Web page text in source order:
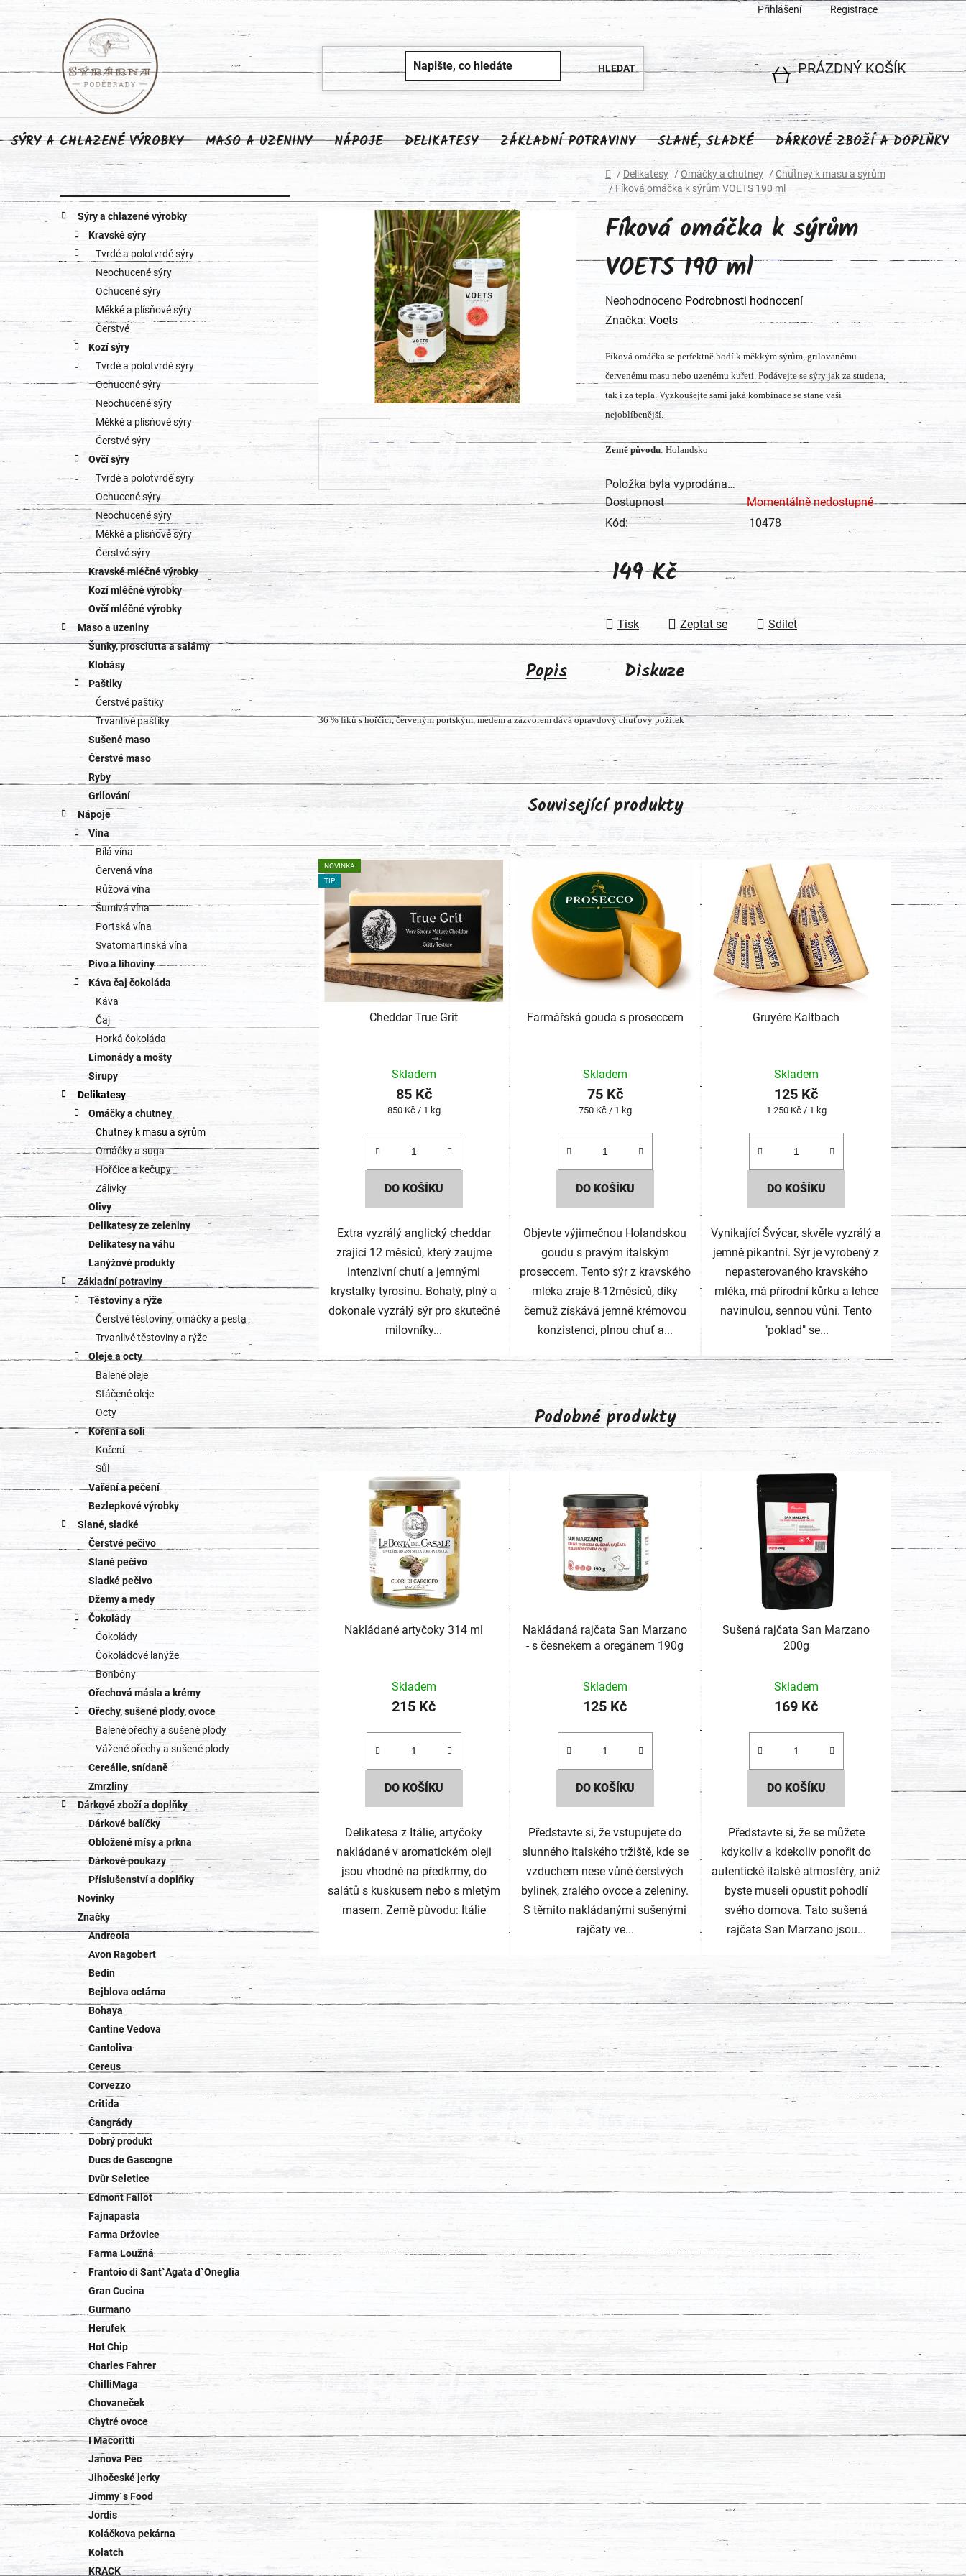
Přihlášení Registrace
NÁKUPNÍ
KOŠÍK
PRÁZDNÝ KOŠÍK
SÝRY A CHLAZENÉ VÝROBKY MASO A UZENINY NÁPOJE DELIKATESY ZÁKLADNÍ POTRAVINY SLANÉ, SLADKÉ DÁRKOVÉ ZBOŽÍ A DOPLŇKY
Domů
/ Delikatesy / Omáčky a chutney /Chutney k masu a sýrům
/ Fíková omáčka k sýrům VOETS 190 ml
P
s
r
n
n
e
l
Přeskočit
kategorie
K
t
i
Sýry a chlazené výrobky
Kravské sýry
Tvrdé a polotvrdé sýry
Neochucené sýry
Ochucené sýry
Měkké a plísňové sýry
Čerstvé
Kozí sýry
Tvrdé a polotvrdé sýry
Ochucené sýry
Neochucené sýry
Měkké a plísňové sýry
Čerstvé sýry
Ovčí sýry
Tvrdé a polotvrdé sýry
Ochucené sýry
Neochucené sýry
Měkké a plísňové sýry
Čerstvé sýry
Kravské mléčné výrobky
Kozí mléčné výrobky
Ovčí mléčné výrobky
Maso a uzeniny
Šunky, prosciutta a salámy
Klobásy
Paštiky
Čerstvé paštiky
Trvanlivé paštiky
Sušené maso
Čerstvé maso
Ryby
Grilování
Nápoje
Vína
Bílá vína
Červená vína
Růžová vína
Šumivá vína
Portská vína
Svatomartinská vína
Pivo a lihoviny
Káva čaj čokoláda
Káva
Čaj
Horká čokoláda
Limonády a mošty
Sirupy
Delikatesy
Omáčky a chutney
Chutney k masu a sýrům
Omáčky a suga
Hořčice a kečupy
Zálivky
Olivy
Delikatesy ze zeleniny
Delikatesy na váhu
Lanýžové produkty
Základní potraviny
Těstoviny a rýže
Čerstvé těstoviny, omáčky a pesta
Trvanlivé těstoviny a rýže
Oleje a octy
Balené oleje
Stáčené oleje
Octy
Koření a soli
Koření
Sůl
Vaření a pečení
Bezlepkové výrobky
Slané, sladké
Čerstvé pečivo
Slané pečivo
Sladké pečivo
Džemy a medy
Čokolády
Čokolády
Čokoládové lanýže
Bonbóny
Ořechová másla a krémy
Ořechy, sušené plody, ovoce
Balené ořechy a sušené plody
Vážené ořechy a sušené plody
Cereálie, snídaně
Zmrzliny
Dárkové zboží a doplňky
Dárkové balíčky
Obložené mísy a prkna
Dárkové poukazy
Příslušenství a doplňky
Novinky
Značky
Andreola
Avon Ragobert
Bedin
Bejblova octárna
Bohaya
Cantine Vedova
Cantoliva
Cereus
Corvezzo
Critida
Čangrády
Dobrý produkt
Ducs de Gascogne
Dvůr Seletice
Edmont Fallot
Fajnapasta
Farma Držovice
Farma Loužná
Frantoio di Sant`Agata d`Oneglia
Gran Cucina
Gurmano
Herufek
Hot Chip
Charles Fahrer
ChilliMaga
Chovaneček
Chytré ovoce
I Macoritti
Janova Pec
Jihočeské jerky
Jimmy´s Food
Jordis
Koláčkova pekárna
Kolatch
KRACK
Fíková omáčka k sýrům
VOETS 190 ml
Průměrné
hodnocení
je
0,0
z
5
Neohodnoceno Podrobnosti hodnocení
Značka: Voets
Fíková omáčka se perfektně hodí k měkkým sýrům, grilovanému
červenému masu nebo uzenému kuřeti. Podávejte se sýry jak za studena,
tak i za tepla. Vyzkoušejte sami jaká kombinace se stane vaší
nejoblíbenější.
Země původu: Holandsko
Položka byla vyprodána…
Dostupnost
Momentálně nedostupné
Kód:
10478
149 Kč
Tisk
Zeptat se Sdílet
Popis Diskuze
36 % fíků s hořčicí, červeným portským, medem a zázvorem dává opravdový chuťový požitek
Související produkty
NOVINKA
TIP
Cheddar True Grit
Skladem
85 Kč
Měrná
850 Kč / 1 kg
DO KOŠÍKU
Extra vyzrálý anglický cheddar
zrající 12 měsíců, který zaujme
intenzivní chutí a jemnými
krystalky tyrosinu. Bohatý, plný a
dokonale vyzrálý sýr pro skutečné
milovníky...
Farmářská gouda s proseccem
Skladem
75 Kč
Měrná
750 Kč / 1 kg
DO KOŠÍKU
Objevte výjimečnou Holandskou
goudu s pravým italským
proseccem. Tento sýr z kravského
mléka zraje 8-12měsíců, díky
čemuž získává jemně krémovou
konzistenci, plnou chuť a...
Gruyére Kaltbach
Skladem
125 Kč
Měrná
1 250 Kč / 1 kg
DO KOŠÍKU
Vynikající Švýcar, skvěle vyzrálý a
jemně pikantní. Sýr je vyrobený z
nepasterovaného kravského
mléka, má přírodní kůrku a lehce
navinulou, sennou vůni. Tento
"poklad" se...
Podobné produkty
Nakládané artyčoky 314 ml
Skladem
215 Kč
DO KOŠÍKU
Delikatesa z Itálie, artyčoky
nakládané v aromatickém oleji
jsou vhodné na předkrmy, do
salátů s kuskusem nebo s mletým
masem. Země původu: Itálie
Nakládaná rajčata San Marzano
- s česnekem a oregánem 190g
Skladem
125 Kč
DO KOŠÍKU
Představte si, že vstupujete do
slunného italského tržiště, kde se
vzduchem nese vůně čerstvých
bylinek, zralého ovoce a zeleniny.
S těmito nakládanými sušenými
rajčaty ve...
Sušená rajčata San Marzano
200g
Skladem
169 Kč
DO KOŠÍKU
Představte si, že se můžete
kdykoliv a kdekoliv ponořit do
autentické italské atmosféry, aniž
byste museli opustit pohodlí
svého domova. Tato sušená
rajčata San Marzano jsou...